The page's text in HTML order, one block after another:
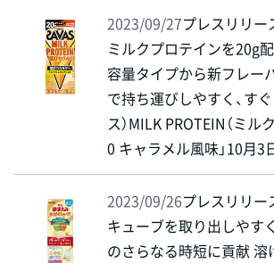
2023/09/27プレスリリー
ミルクプロテインを20g
容量タイプから新フレー
で持ち運びしやすく、すぐ
ス）MILK PROTEIN（ミル
0 キャラメル風味」10月3
2023/09/26プレスリリー
キューブを取り出しやす
のさらなる時短に貢献 溶